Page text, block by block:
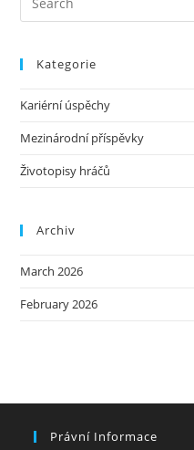
Kategorie
Kariérní úspěchy
Mezinárodní příspěvky
Životopisy hráčů
Archiv
March 2026
February 2026
Právní Informace